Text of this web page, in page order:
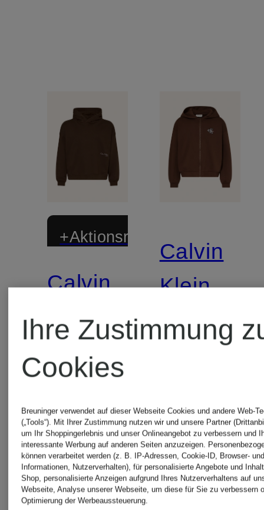
+Aktionsrabatt
Calvin
Klein
Hoodie
34,99 €
Bestpreis:
Calvin
Klein
79,90 €
Ihre Zustimmung
Cookies
Breuninger verwendet auf dieser Webseite Cookies und andere Web-
(„Tools“). Mit Ihrer Zustimmung nutzen wir und unsere Partner
um Ihr Shoppingerlebnis und unser Onlineangebot zu verbessern und
interessante Werbung auf anderen Seiten anzuzeigen.
können verarbeitet werden (z. B. IP-Adressen, Cookie-ID, Browser-
Informationen, Nutzerverhalten), für personalisierte Angebote und
Shop, personalisierte Anzeigen aufgrund Ihres Nutzerverhaltens auf
Webseite, Analyse unserer Webseite, um diese für Sie zu verbessern
Optimierung der Werbeaussteuerung.